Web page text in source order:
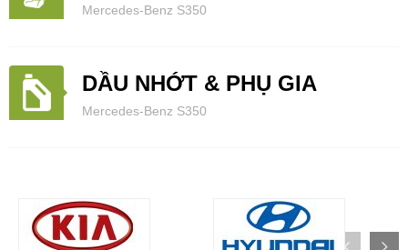
Mercedes-Benz S350
DẦU NHỚT & PHỤ GIA
Mercedes-Benz S350